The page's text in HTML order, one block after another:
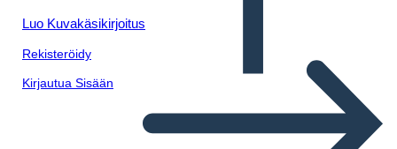
Luo Kuvakäsikirjoitus
Rekisteröidy
Kirjautua Sisään